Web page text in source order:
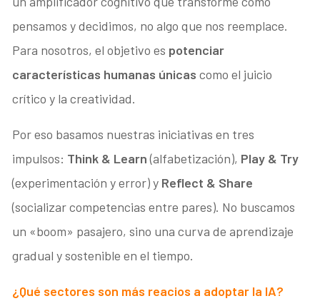
pensamos y decidimos, no algo que nos reemplace.
Para nosotros, el objetivo es potenciar
características humanas únicas como el juicio
crítico y la creatividad.
Por eso basamos nuestras iniciativas en tres
impulsos: Think & Learn(alfabetización), Play & Try
(experimentación y error) y Reflect & Share
(socializar competencias entre pares). No buscamos
un «boom» pasajero, sino una curva de aprendizaje
gradual y sostenible en el tiempo.
¿Qué sectores son más reacios a adoptar la IA?